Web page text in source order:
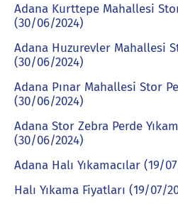
Adana Kurttepe Mahallesi
(30/06/2024)
Adana Huzurevler Mahallesi
(30/06/2024)
Adana Pınar Mahallesi Stor
(30/06/2024)
Adana Stor Zebra Perde
(30/06/2024)
Adana Halı Yıkamacılar (19/
Halı Yıkama Fiyatları (19/07/